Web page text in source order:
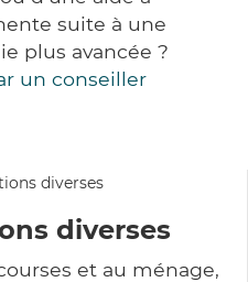
suite à une
plus avancée ?
un conseiller
diverses
et au ménage,